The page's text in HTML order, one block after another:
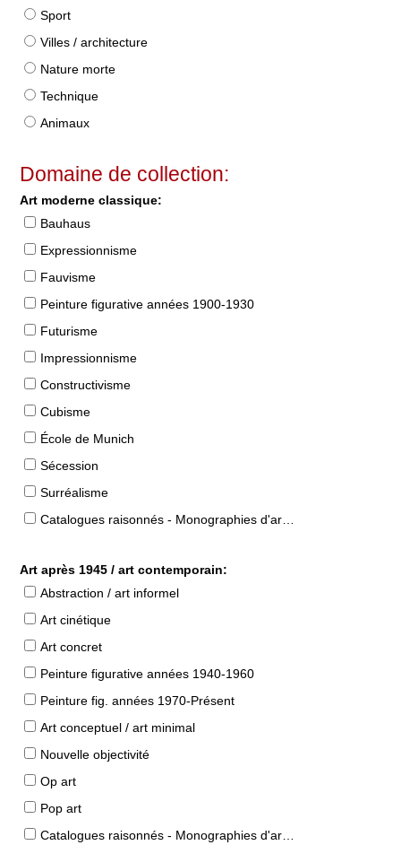
Sport
Villes / architecture
Nature morte
Technique
Animaux
Domaine de collection:
Art moderne classique:
Bauhaus
Expressionnisme
Fauvisme
Peinture figurative années 1900-1930
Futurisme
Impressionnisme
Constructivisme
Cubisme
École de Munich
Sécession
Surréalisme
Catalogues raisonnés - Monographies d'artistes
Art après 1945 / art contemporain:
Abstraction / art informel
Art cinétique
Art concret
Peinture figurative années 1940-1960
Peinture fig. années 1970-Présent
Art conceptuel / art minimal
Nouvelle objectivité
Op art
Pop art
Catalogues raisonnés - Monographies d'artistes